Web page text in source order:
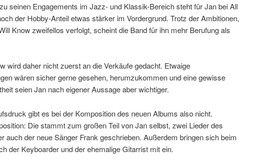
seinen Engagements im Jazz- und Klassik-Bereich steht für Jan bei All
der Hobby-Anteil etwas stärker im Vordergrund. Trotz der Ambitionen,
Know zweifellos verfolgt, scheint die Band für ihn mehr Berufung als
wird daher nicht zuerst an die Verkäufe gedacht. Etwaige
wären sicher gerne gesehen, herumzukommen und eine gewisse
seien Jan nach eigener Aussage aber wichtiger.
gibt es bei der Komposition des neuen Albums also nicht.
Die stammt zum großen Teil von Jan selbst, zwei Lieder des
auch der neue Sänger Frank geschrieben. Außerdem bringen sich beim
der Keyboarder und der ehemalige Gitarrist mit ein.